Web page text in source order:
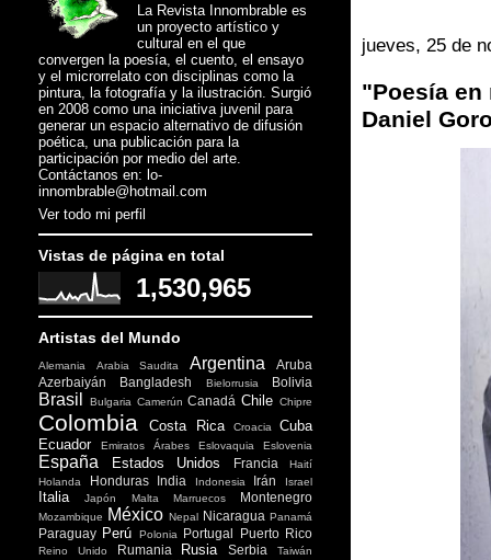
jueves, 25 de
"Poesía en
Daniel
La Revista Innombrable es
un proyecto artístico y
cultural en el que
convergen la poesía, el cuento, el ensayo
y el microrrelato con disciplinas como la
pintura, la fotografía y la ilustración. Surgió
en 2008 como una iniciativa juvenil para
generar un espacio alternativo de difusión
poética, una publicación para la
participación por medio del arte.
Contáctanos en: lo-
innombrable@hotmail.com
Ver todo mi perfil
Vistas de página en total
1,530,965
Artistas del Mundo
Alemania Arabia Saudita Argentina
Aruba
Azerbaiyán
Bangladesh Bielorrusia Bolivia
Brasil Bulgaria Camerún Canadá Chile Chipre
Colombia Costa Rica Croacia
Cuba
Ecuador
Emiratos Árabes Eslovaquia Eslovenia
España Estados Unidos Francia
Haití
Holanda
Honduras India Indonesia Irán Israel
Italia Japón Malta Marruecos Montenegro
Mozambique México Nepal Nicaragua Panamá
Paraguay Perú Polonia Portugal Puerto Rico
Reino Unido Rumania Rusia Serbia
Taiwán